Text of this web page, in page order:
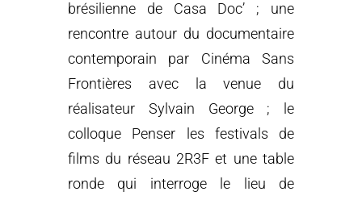
brésilienne de Casa Doc’ ; une
rencontre autour du documentaire
contemporain par Cinéma Sans
Frontières avec la venue du
réalisateur Sylvain George ; le
colloque Penser les festivals de
films du réseau 2R3F et une table
ronde qui interroge le lieu de